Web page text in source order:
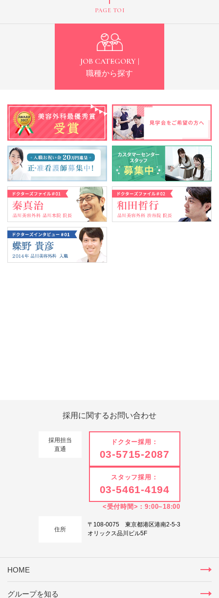
JOB CATEGORY |
職種から探す
採用に関するお問い合わせ
採用担当
直通
ドクター採用：
03-5715-2087
スタッフ採用：
03-5461-4194
<受付時間>：9:00~18:00
住所
〒108-0075 東京都港区港南2-5-3
オリックス品川ビル5F
HOME
グループを知る
PAGE TOP